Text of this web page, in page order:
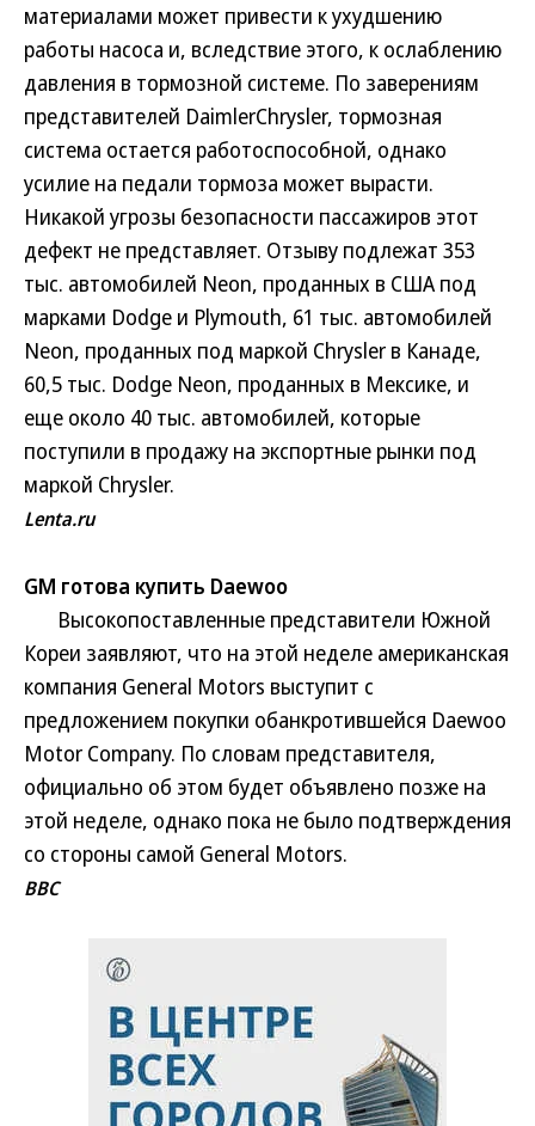
материалами может привести к ухудшению
работы насоса и, вследствие этого, к ослаблению
давления в тормозной системе. По заверениям
представителей DaimlerChrysler, тормозная
система остается работоспособной, однако
усилие на педали тормоза может вырасти.
Никакой угрозы безопасности пассажиров этот
дефект не представляет. Отзыву подлежат 353
тыс. автомобилей Neon, проданных в США под
марками Dodge и Plymouth, 61 тыс. автомобилей
Neon, проданных под маркой Chrysler в Канаде,
60,5 тыс. Dodge Neon, проданных в Мексике, и
еще около 40 тыс. автомобилей, которые
поступили в продажу на экспортные рынки под
маркой Chrysler.
Lenta.ru
GM готова купить Daewoo
Высокопоставленные представители Южной
Кореи заявляют, что на этой неделе американская
компания General Motors выступит с
предложением покупки обанкротившейся Daewoo
Motor Company. По словам представителя,
официально об этом будет объявлено позже на
этой неделе, однако пока не было подтверждения
со стороны самой General Motors.
BBC